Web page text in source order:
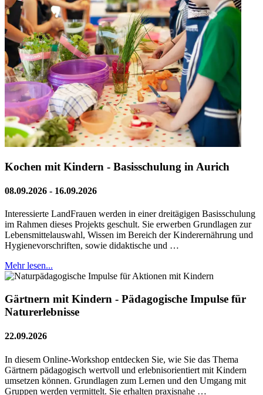
Kochen mit Kindern - Basisschulung in Aurich
08.09.2026 - 16.09.2026
Interessierte LandFrauen werden in einer dreitägigen Basisschulung
im Rahmen dieses Projekts geschult. Sie erwerben Grundlagen zur
Lebensmittelauswahl, Wissen im Bereich der Kinderernährung und
Hygienevorschriften, sowie didaktische und …
Mehr lesen...
Gärtnern mit Kindern - Pädagogische Impulse für
Naturerlebnisse
22.09.2026
In diesem Online-Workshop entdecken Sie, wie Sie das Thema
Gärtnern pädagogisch wertvoll und erlebnisorientiert mit Kindern
umsetzen können. Grundlagen zum Lernen und den Umgang mit
Gruppen werden vermittelt. Sie erhalten praxisnahe …